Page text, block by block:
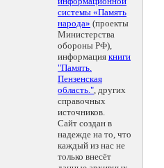
системы «Память
народа» (проекты
Министерства
обороны РФ),
информация книги
"Память.
Пензенская
область.", других
справочных
источников.
Сайт создан в
надежде на то, что
каждый из нас не
только внесёт